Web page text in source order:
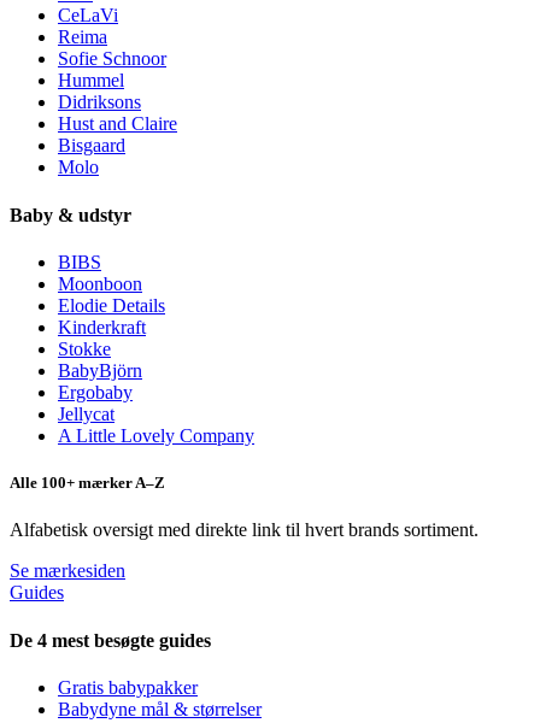
CeLaVi
Reima
Sofie Schnoor
Hummel
Didriksons
Hust and Claire
Bisgaard
Molo
Baby & udstyr
BIBS
Moonboon
Elodie Details
Kinderkraft
Stokke
BabyBjörn
Ergobaby
Jellycat
A Little Lovely Company
Alle 100+ mærker A–Z
Alfabetisk oversigt med direkte link til hvert brands sortiment.
Se mærkesiden
Guides
De 4 mest besøgte guides
Gratis babypakker
Babydyne mål & størrelser